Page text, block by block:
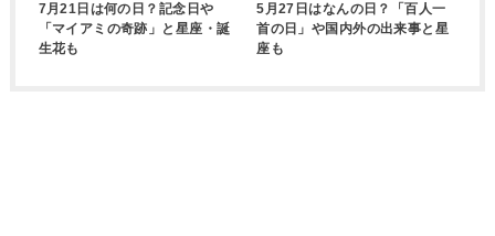
7月21日は何の日？記念日や
「マイアミの奇跡」と星座・誕
生花も
5月27日はなんの日？「百人一
首の日」や国内外の出来事と星
座も